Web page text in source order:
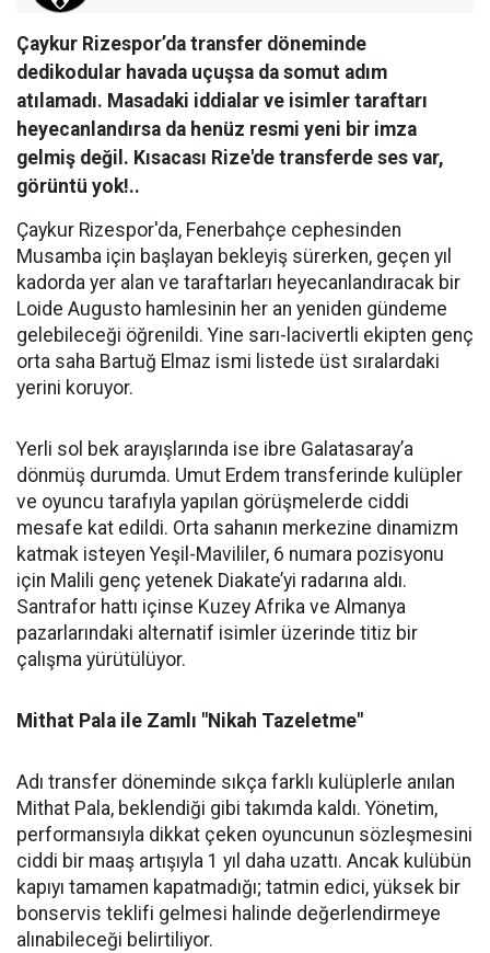
Çaykur Rizespor’da transfer döneminde
dedikodular havada uçuşsa da somut adım
atılamadı. Masadaki iddialar ve isimler taraftarı
heyecanlandırsa da henüz resmi yeni bir imza
gelmiş değil. Kısacası Rize'de transferde ses var,
görüntü yok!..
Çaykur Rizespor'da, Fenerbahçe cephesinden
Musamba için başlayan bekleyiş sürerken, geçen yıl
kadorda yer alan ve taraftarları heyecanlandıracak bir
Loide Augusto hamlesinin her an yeniden gündeme
gelebileceği öğrenildi. Yine sarı-lacivertli ekipten genç
orta saha Bartuğ Elmaz ismi listede üst sıralardaki
yerini koruyor.
Yerli sol bek arayışlarında ise ibre Galatasaray’a
dönmüş durumda. Umut Erdem transferinde kulüpler
ve oyuncu tarafıyla yapılan görüşmelerde ciddi
mesafe kat edildi. Orta sahanın merkezine dinamizm
katmak isteyen Yeşil-Mavililer, 6 numara pozisyonu
için Malili genç yetenek Diakate’yi radarına aldı.
Santrafor hattı içinse Kuzey Afrika ve Almanya
pazarlarındaki alternatif isimler üzerinde titiz bir
çalışma yürütülüyor.
Mithat Pala ile Zamlı "Nikah Tazeletme"
Adı transfer döneminde sıkça farklı kulüplerle anılan
Mithat Pala, beklendiği gibi takımda kaldı. Yönetim,
performansıyla dikkat çeken oyuncunun sözleşmesini
ciddi bir maaş artışıyla 1 yıl daha uzattı. Ancak kulübün
kapıyı tamamen kapatmadığı; tatmin edici, yüksek bir
bonservis teklifi gelmesi halinde değerlendirmeye
alınabileceği belirtiliyor.